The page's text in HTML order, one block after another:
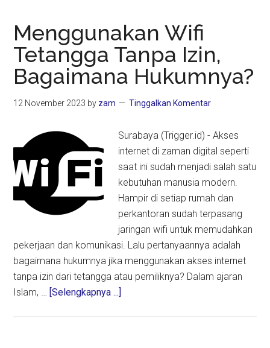
Menggunakan Wifi
Tetangga Tanpa Izin,
Bagaimana Hukumnya?
12 November 2023 by zam Tinggalkan Komentar
Surabaya (Trigger.id) - Akses
internet di zaman digital seperti
saat ini sudah menjadi salah satu
kebutuhan manusia modern.
Hampir di setiap rumah dan
perkantoran sudah terpasang
jaringan wifi untuk memudahkan
pekerjaan dan komunikasi. Lalu pertanyaannya adalah
bagaimana hukumnya jika menggunakan akses internet
tanpa izin dari tetangga atau pemiliknya? Dalam ajaran
Islam, … [Selengkapnya ...]